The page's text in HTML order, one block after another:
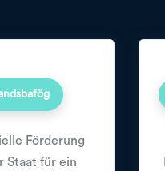
Förderung
Staat für ein